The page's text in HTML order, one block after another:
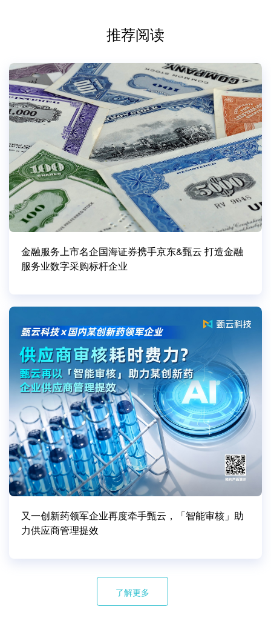
推荐阅读
金融服务上市名企国海证券携手京东&甄云 打造金融
服务业数字采购标杆企业
又一创新药领军企业再度牵手甄云，「智能审核」助
力供应商管理提效
了解更多